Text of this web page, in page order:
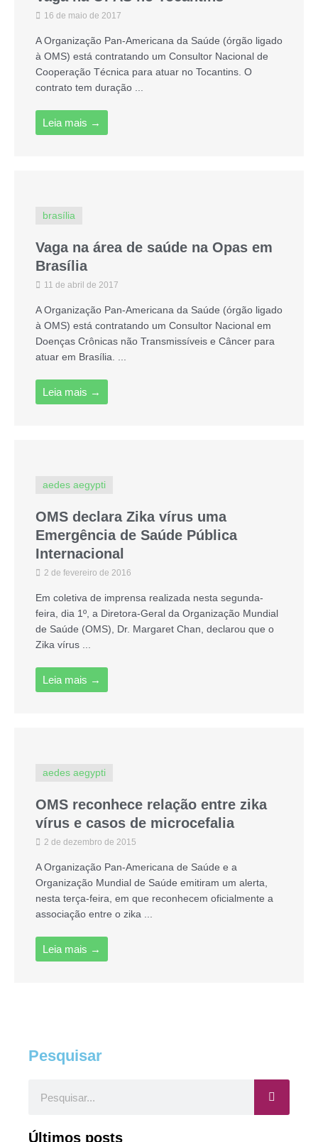
16 de maio de 2017
A Organização Pan-Americana da Saúde (órgão ligado
à OMS) está contratando um Consultor Nacional de
Cooperação Técnica para atuar no Tocantins. O
contrato tem duração ...
Leia mais →
brasília
Vaga na área de saúde na Opas em
Brasília
11 de abril de 2017
A Organização Pan-Americana da Saúde (órgão ligado
à OMS) está contratando um Consultor Nacional em
Doenças Crônicas não Transmissíveis e Câncer para
atuar em Brasília. ...
Leia mais →
aedes aegypti
OMS declara Zika vírus uma
Emergência de Saúde Pública
Internacional
2 de fevereiro de 2016
Em coletiva de imprensa realizada nesta segunda-
feira, dia 1º, a Diretora-Geral da Organização Mundial
de Saúde (OMS), Dr. Margaret Chan, declarou que o
Zika vírus ...
Leia mais →
aedes aegypti
OMS reconhece relação entre zika
vírus e casos de microcefalia
2 de dezembro de 2015
A Organização Pan-Americana de Saúde e a
Organização Mundial de Saúde emitiram um alerta,
nesta terça-feira, em que reconhecem oficialmente a
associação entre o zika ...
Leia mais →
Pesquisar
Últimos posts